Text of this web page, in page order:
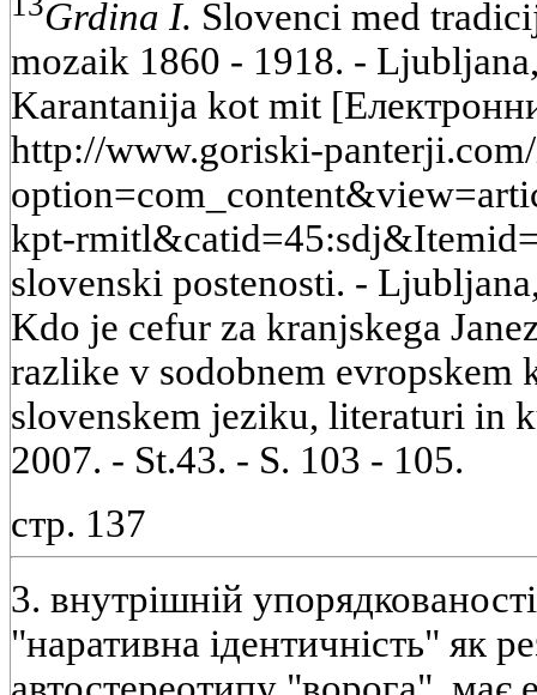
Grdina I. Slovenci med
mozaik 1860 - 1918. -
Karantanija kot mit
http://www.goriski-
kpt-
slovenski postenosti. -
Kdo je cefur za kranjskega
razlike v sodobnem evropskem
slovenskem jeziku, literaturi in
2007. - St.43. - S. 103 - 105.
стр. 137
3. внутрішній
"наративна ідентичність" як